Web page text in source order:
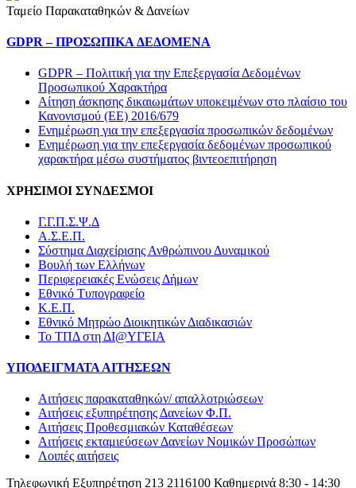
Ταμείο Παρακαταθηκών & Δανείων
GDPR – ΠΡΟΣΩΠΙΚA ΔΕΔΟΜEΝΑ
GDPR – Πολιτική για την Επεξεργασία Δεδομένων
Προσωπικού Χαρακτήρα
Αίτηση άσκησης δικαιωμάτων υποκειμένων στο πλαίσιο του
Κανονισμού (ΕΕ) 2016/679
Ενημέρωση για την επεξεργασία προσωπικών δεδομένων
Ενημέρωση για την επεξεργασία δεδομένων προσωπικού
χαρακτήρα μέσω συστήματος βιντεοεπιτήρηση
ΧΡΗΣΙΜΟΙ ΣΥΝΔΕΣΜΟΙ
Γ.Γ.Π.Σ.Ψ.Δ
Α.Σ.Ε.Π.
Σύστημα Διαχείρισης Ανθρώπινου Δυναμικού
Βουλή των Ελλήνων
Περιφερειακές Ενώσεις Δήμων
Εθνικό Τυπογραφείο
Κ.Ε.Π.
Εθνικό Μητρώο Διοικητικών Διαδικασιών
Το ΤΠΔ στη ΔΙ@ΥΓΕΙΑ
ΥΠΟΔΕΙΓΜΑΤΑ ΑΙΤΗΣΕΩΝ
Αιτήσεις παρακαταθηκών/ απαλλοτριώσεων
Αιτήσεις εξυπηρέτησης Δανείων Φ.Π.
Αιτήσεις Προθεσμιακών Καταθέσεων
Αιτήσεις εκταμιεύσεων Δανείων Νομικών Προσώπων
Λοιπές αιτήσεις
Τηλεφωνική Εξυπηρέτηση 213 2116100 Καθημερινά 8:30 - 14:30